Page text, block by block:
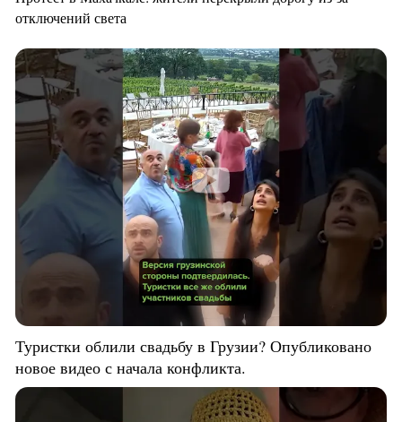
отключений света
Туристки облили свадьбу в Грузии? Опубликовано
новое видео с начала конфликта.